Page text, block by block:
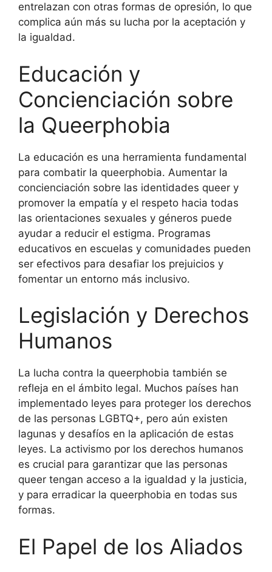
entrelazan con otras formas de opresión, lo que
complica aún más su lucha por la aceptación y
la igualdad.
Educación y
Concienciación sobre
la Queerphobia
La educación es una herramienta fundamental
para combatir la queerphobia. Aumentar la
concienciación sobre las identidades queer y
promover la empatía y el respeto hacia todas
las orientaciones sexuales y géneros puede
ayudar a reducir el estigma. Programas
educativos en escuelas y comunidades pueden
ser efectivos para desafiar los prejuicios y
fomentar un entorno más inclusivo.
Legislación y Derechos
Humanos
La lucha contra la queerphobia también se
refleja en el ámbito legal. Muchos países han
implementado leyes para proteger los derechos
de las personas LGBTQ+, pero aún existen
lagunas y desafíos en la aplicación de estas
leyes. La activismo por los derechos humanos
es crucial para garantizar que las personas
queer tengan acceso a la igualdad y la justicia,
y para erradicar la queerphobia en todas sus
formas.
El Papel de los Aliados